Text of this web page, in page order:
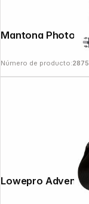
Número de producto: